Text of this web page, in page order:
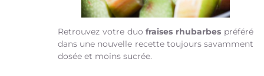
Retrouvez votre duofraises rhubarbes préféré
dans une nouvelle recette toujours savamment
dosée et moins sucrée.